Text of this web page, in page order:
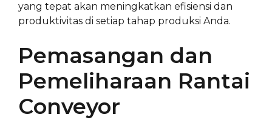
yang tepat akan meningkatkan efisiensi dan
produktivitas di setiap tahap produksi Anda.
Pemasangan dan
Pemeliharaan Rantai
Conveyor